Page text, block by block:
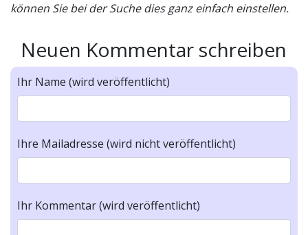
können Sie bei der Suche dies ganz einfach einstellen.
Neuen Kommentar schreiben
Ihr Name (wird veröffentlicht)
Ihre Mailadresse (wird nicht veröffentlicht)
Ihr Kommentar (wird veröffentlicht)